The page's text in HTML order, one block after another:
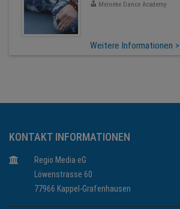
Meineke Dance Academy
Weitere Informationen >
KONTAKT INFORMATIONEN
Regio Media eG
Löwenstrasse 60
77966 Kappel-Grafenhausen